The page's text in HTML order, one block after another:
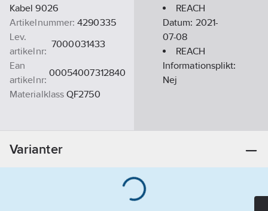
Kabel 9026
Artikelnummer: 4290335
Lev.
artikelnr:
7000031433
Ean
artikelnr:
00054007312840
Materialklass QF2750
REACH
Datum: 2021-
07-08
REACH
Informationsplikt:
Nej
Varianter